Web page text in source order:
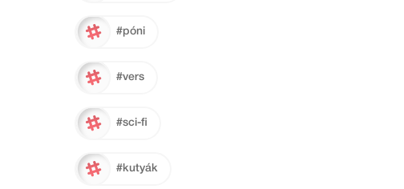
#póni
#vers
#sci-fi
#kutyák